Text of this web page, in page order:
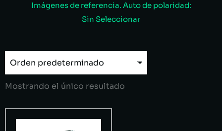
Imágenes de referencia. Auto de polaridad:
Sin Seleccionar
Mostrando el único resultado